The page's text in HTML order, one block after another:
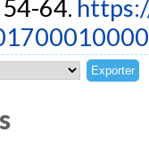
64.